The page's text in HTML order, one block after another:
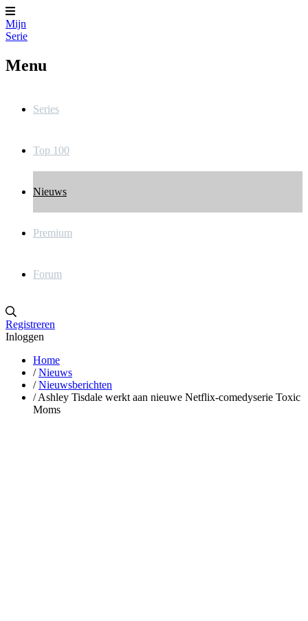
Mijn
Serie
Menu
Series
Top 100
Nieuws
Premium
Forum
Registreren
Inloggen
Home
/ Nieuws
/ Nieuwsberichten
/ Ashley Tisdale werkt aan nieuwe Netflix-comedyserie Toxic
Moms